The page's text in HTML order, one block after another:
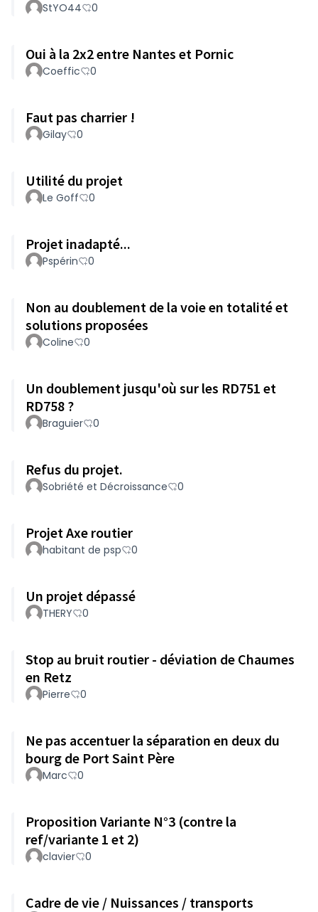
StYO44 0
Oui à la 2x2 entre Nantes et Pornic
Coeffic 0
Faut pas charrier !
Gilay 0
Utilité du projet
Le Goff 0
Projet inadapté...
Pspérin 0
Non au doublement de la voie en totalité et
solutions proposées
Coline 0
Un doublement jusqu'où sur les RD751 et
RD758 ?
Braguier 0
Refus du projet.
Sobriété et Décroissance 0
Projet Axe routier
habitant de psp 0
Un projet dépassé
THERY 0
Stop au bruit routier - déviation de Chaumes
en Retz
Pierre 0
Ne pas accentuer la séparation en deux du
bourg de Port Saint Père
Marc 0
Proposition Variante N°3 (contre la
ref/variante 1 et 2)
clavier 0
Cadre de vie / Nuissances / transports